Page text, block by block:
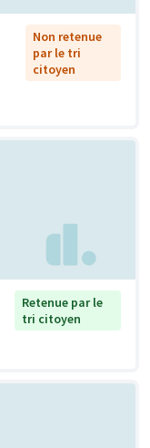
Non retenue
par le tri
citoyen
Retenue par le
tri citoyen